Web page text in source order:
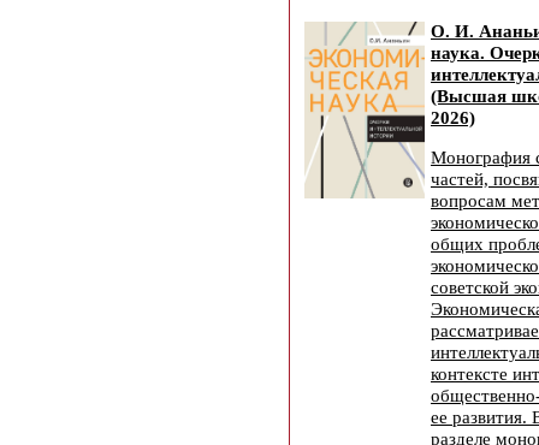
О. И.
наука.
(Высшая
2026)
Монография
частей,
вопросам
общих
советской
контексте
ее развития.
разделе